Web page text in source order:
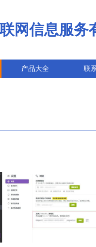
网信息服务
产品大全 联